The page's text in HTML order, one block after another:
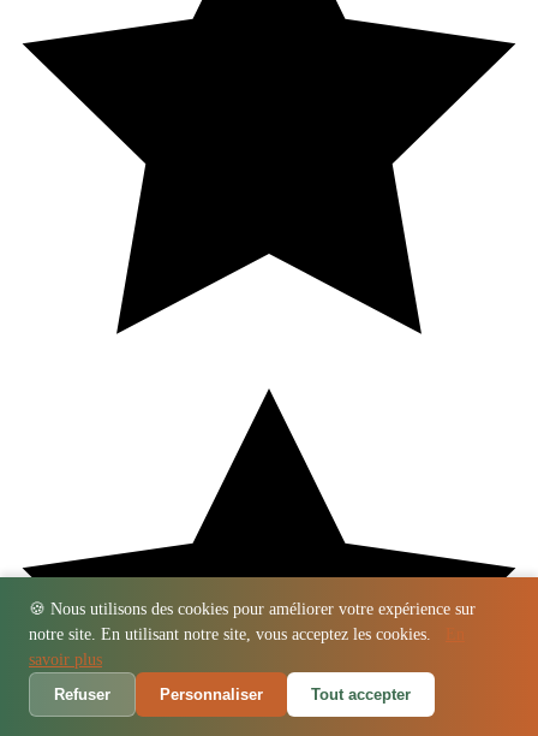
🍪 Nous utilisons des cookies pour améliorer votre expérience sur
notre site. En utilisant notre site, vous acceptez les cookies.
savoir plus
Refuser
Personnaliser Tout accepter